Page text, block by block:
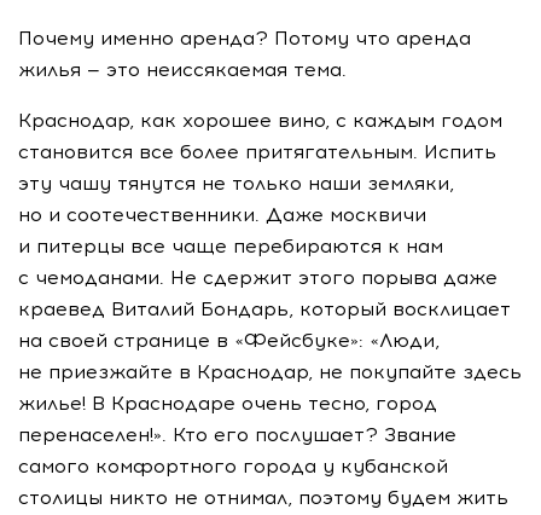
Почему именно аренда? Потому что аренда
жилья — это неиссякаемая тема.
Краснодар, как хорошее вино, с каждым годом
становится все более притягательным. Испить
эту чашу тянутся не только наши земляки,
но и соотечественники. Даже москвичи
и питерцы все чаще перебираются к нам
с чемоданами. Не сдержит этого порыва даже
краевед Виталий Бондарь, который восклицает
на своей странице в «Фейсбуке»: «Люди,
не приезжайте в Краснодар, не покупайте здесь
жилье! В Краснодаре очень тесно, город
перенаселен!». Кто его послушает? Звание
самого комфортного города у кубанской
столицы никто не отнимал, поэтому будем жить